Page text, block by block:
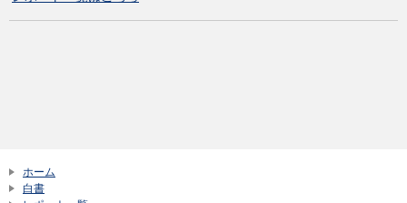
ホーム
白書